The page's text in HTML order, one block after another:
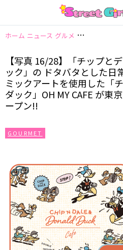
ホーム ニュース グルメ 【写真 16/28
【写真 16/28】「チップと
ック」の ドタバタとした
ミックアートを使用した「
ダック」OH MY CAFE が東
ープン!!
GOURMET